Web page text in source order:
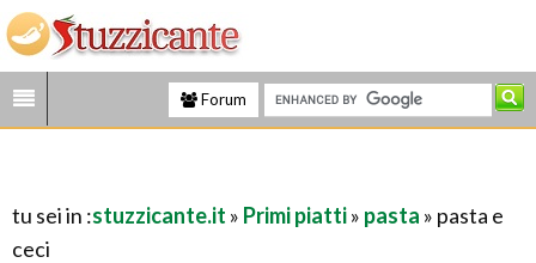
Forum
tu sei in :stuzzicante.it » Primi piatti» pasta » pasta e
ceci